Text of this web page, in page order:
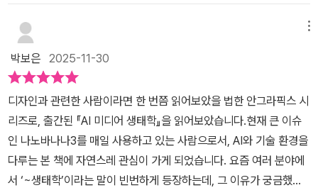
공포의 면역제로 각종 감시 기술을 도입했고 가상의 메타버스 일상에
열광했던 적이 있다. (…) 이제는 생성형 인공지능이 우리 사회의 기
술 축복이자 또 다른 신성장 동력으로 떠오르고 있다. 하지만 불행히
도 그것이 미칠 사회와 노동시장 변화에 대한 비판적 분석이나 대응
책은 크게 부재하다.❞❝성장 숭배, 기술 과진화, 지대 욕망 등에 허우
적거리는 것 외에 자본주의의 바깥을 아예 상상하기조차 어려운 그런
우울한 ‘리얼리즘’ 현실에 있는 것이다. 그 가운데, AI 테크놀로지가
사회 구원의 메신저처럼 군림하는 모양새다.❞만성화된 경기 침체, 고
용 불안이 일상화된 한국 사회에 신기술은 구세주처럼 여겨진다. 저
자는 “대체로 우리 사회는 신기술 선점과 기업 경쟁력 확보를 통한 경
박보은 2025-11-30
디자인과 관련한 사람이라면 한 번쯤 읽어보았을 법한 안그라픽스 시
리즈로, 출간된 『AI 미디어 생태학』을 읽어보았습니다.현재 큰 이슈
인 나노바나나3를 매일 사용하고 있는 사람으로서, AI와 기술 환경을
다루는 본 책에 자연스레 관심이 가게 되었습니다. 요즘 여러 분야에
서 ‘~생태학’이라는 말이 빈번하게 등장하는데, 그 이유가 궁금했던